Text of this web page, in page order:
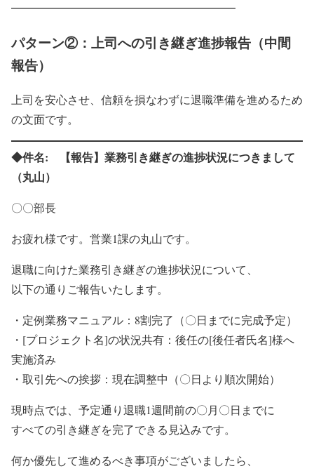
━━━━━━━━━━━━━━━━━━━━
パターン②：上司への引き継ぎ進捗報告（中間
報告）
上司を安心させ、信頼を損なわずに退職準備を進めるため
の文面です。
◆件名: 【報告】業務引き継ぎの進捗状況につきまして
（丸山）
〇〇部長
お疲れ様です。営業1課の丸山です。
退職に向けた業務引き継ぎの進捗状況について、
以下の通りご報告いたします。
・定例業務マニュアル：8割完了（〇日までに完成予定）
・[プロジェクト名]の状況共有：後任の[後任者氏名]様へ
実施済み
・取引先への挨拶：現在調整中（〇日より順次開始）
現時点では、予定通り退職1週間前の〇月〇日までに
すべての引き継ぎを完了できる見込みです。
何か優先して進めるべき事項がございましたら、